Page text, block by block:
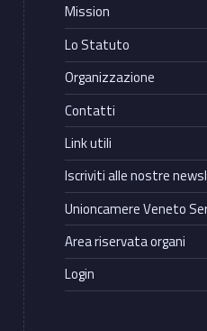
Mission
Lo Statuto
Organizzazione
Contatti
Link utili
Iscriviti alle nostre
Unioncamere Veneto
Area riservata organi
Login